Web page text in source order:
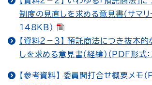
制度の見直しを求める意見書（サマリ
148KB）
【資料２－３】 預託商法につき抜本
しを求める意見書（経緯）（PDF形式
【参考資料】 委員間打合せ概要メモ（